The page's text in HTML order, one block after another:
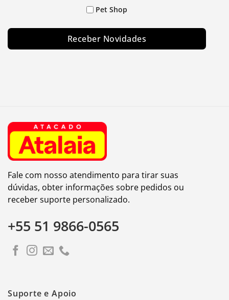
Pet Shop
Receber Novidades
Fale com nosso atendimento para tirar suas
dúvidas, obter informações sobre pedidos ou
receber suporte personalizado.
+55 51 9866-0565
Suporte e Apoio